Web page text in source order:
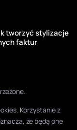
tworzyć stylizacje
faktur
Korzystanie z
że będą one